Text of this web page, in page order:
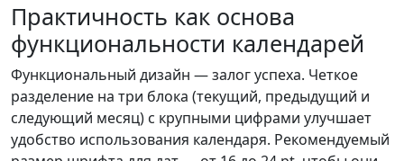
Практичность как основа
функциональности календарей
Функциональный дизайн — залог успеха. Четкое
разделение на три блока (текущий, предыдущий и
следующий месяц) с крупными цифрами улучшает
удобство использования календаря. Рекомендуемый